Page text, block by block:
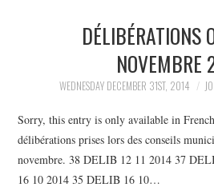
DÉLIBÉRATIONS
NOVEMBRE
WEDNESDAY DECEMBER 31ST, 2014 JO
Sorry, this entry is only available in
délibérations prises lors des conseils
novembre. 38 DELIB 12 11 2014 37
16 10 2014 35 DELIB 16 10…